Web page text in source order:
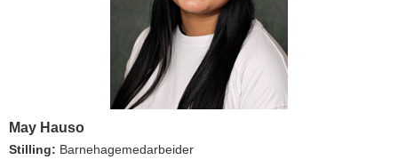
May Hauso
Stilling: Barnehagemedarbeider